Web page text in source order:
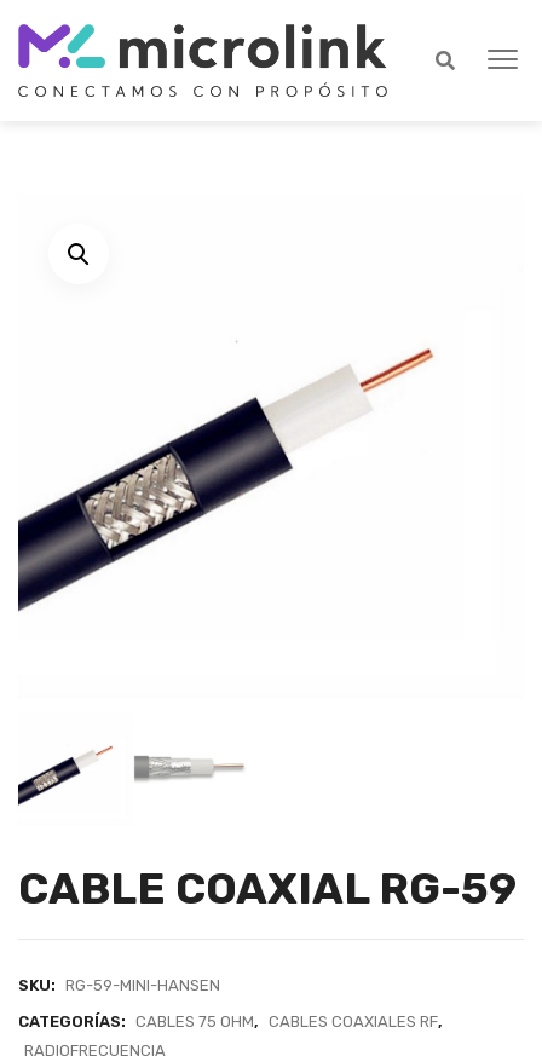
CABLE COAXIAL RG-59
SKU: RG-59-MINI-HANSEN
CATEGORÍAS: CABLES 75 OHM, CABLES COAXIALES RF,
RADIOFRECUENCIA